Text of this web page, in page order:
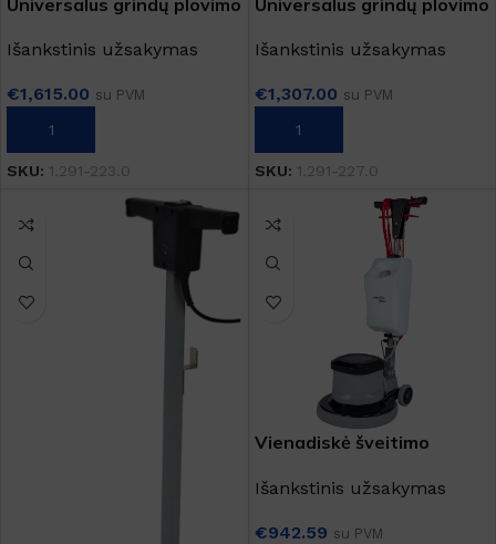
Universalus grindų plovimo
Adv"
Išankstinis užsakymas
€1,615.00 su PVM
Į KREPŠELĮ
SKU: 1.291-223.0
Universalus grindų plovimo
Adv"
Išankstinis užsakymas
€1,307.00 su PVM
Į KREPŠELĮ
SKU: 1.291-227.0
Vienadiskė šveitimo
Išankstinis užsakymas
€942.59 su PVM